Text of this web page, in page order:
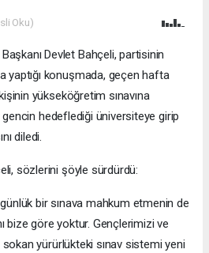
Oku)
Devlet Bahçeli, partisinin
yaptığı konuşmada, geçen hafta
yükseköğretim sınavına
gencin hedeflediği üniversiteye girip
diledi.
sözlerini şöyle sürdürdü:
günlük bir sınava mahkum etmenin de
bize göre yoktur. Gençlerimizi ve
yürürlükteki sınav sistemi yeni